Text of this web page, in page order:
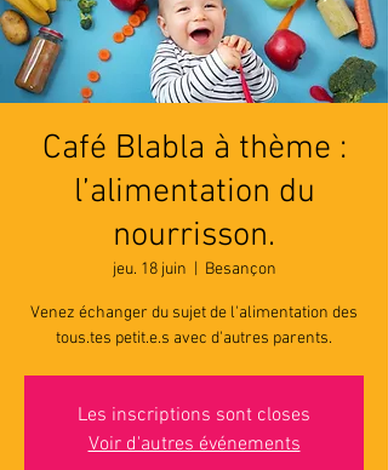
Café Blabla à thème :
l’alimentation du
nourrisson.
jeu. 18 juin Besançon
Venez échanger du sujet de l'alimentation des
tous.tes petit.e.s avec d'autres parents.
Les inscriptions sont closes
Voir d'autres événements